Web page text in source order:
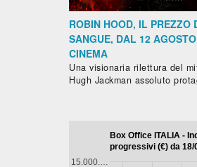
ROBIN HOOD, IL PREZZO
SANGUE, DAL 12
CINEMA
Una visionaria rilettura del
Hugh Jackman assoluto